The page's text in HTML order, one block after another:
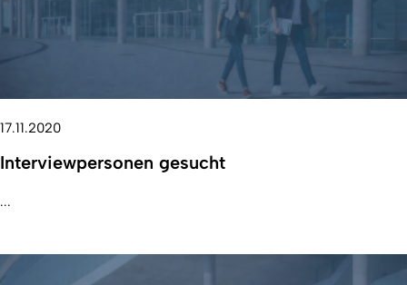
17.11.2020
Interviewpersonen gesucht
...